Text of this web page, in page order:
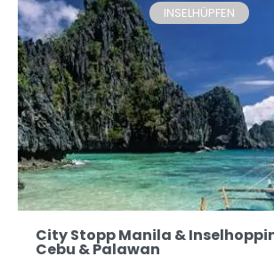
INSELHÜPFEN
City Stopp Manila &
Cebu & Palawan